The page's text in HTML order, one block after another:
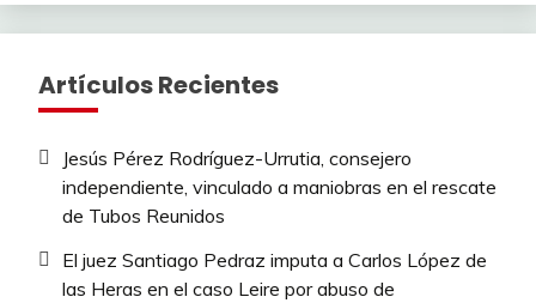
Artículos Recientes
Jesús Pérez Rodríguez-Urrutia, consejero
independiente, vinculado a maniobras en el rescate
de Tubos Reunidos
El juez Santiago Pedraz imputa a Carlos López de
las Heras en el caso Leire por abuso de